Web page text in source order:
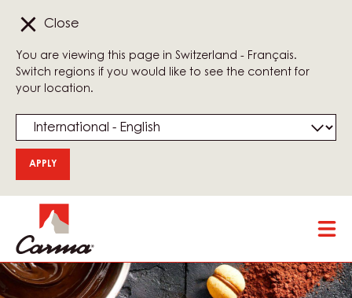
Close
You are viewing this page in Switzerland - Français.
Switch regions if you would like to see the content for
your location.
to
main
content